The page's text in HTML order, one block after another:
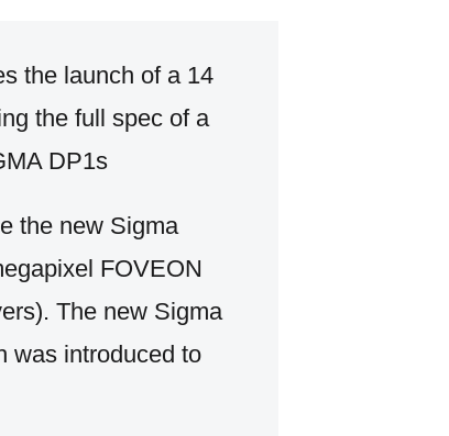
the launch of a 14
the full spec of a
DP1s
the new Sigma
FOVEON
The new Sigma
was introduced to